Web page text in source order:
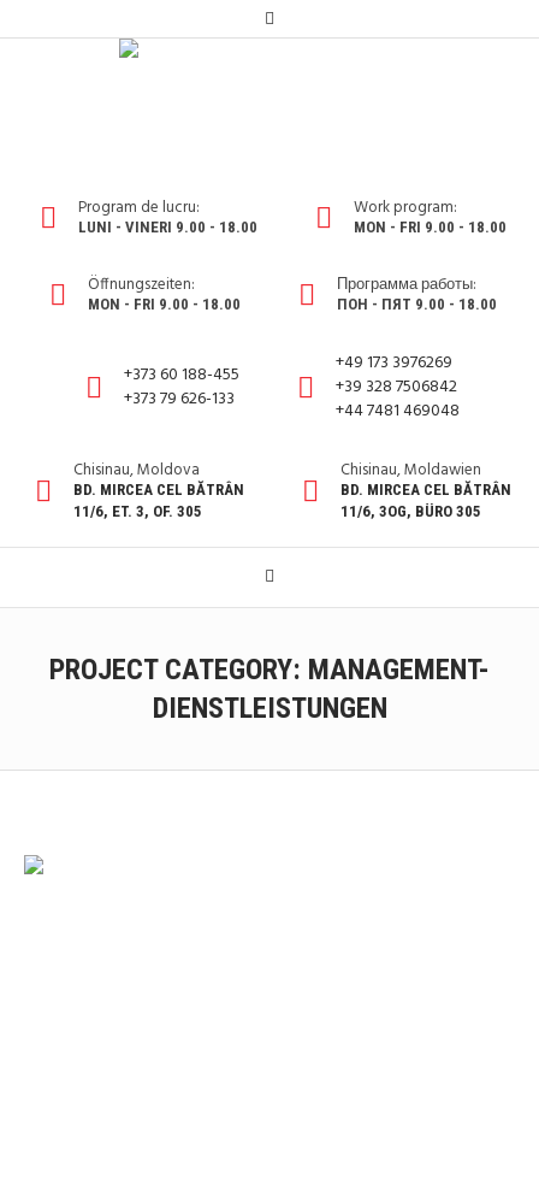
Program de lucru:
LUNI - VINERI 9.00 - 18.00
Work program:
MON - FRI 9.00 - 18.00
Öffnungszeiten:
MON - FRI 9.00 - 18.00
Программа работы:
ПОН - ПЯТ 9.00 - 18.00
+373 60 188-455
+373 79 626-133
+49 173 3976269
+39 328 7506842
+44 7481 469048
Chisinau, Moldova
BD. MIRCEA CEL BĂTRÂN
11/6, ET. 3, OF. 305
Chisinau, Moldawien
BD. MIRCEA CEL BĂTRÂN
11/6, 3OG, BÜRO 305
PROJECT CATEGORY: MANAGEMENT-
DIENSTLEISTUNGEN